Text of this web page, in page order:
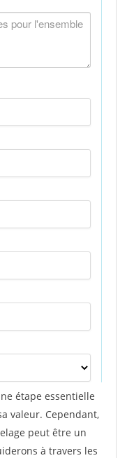
étape essentielle
valeur. Cependant,
peut être un
à travers les